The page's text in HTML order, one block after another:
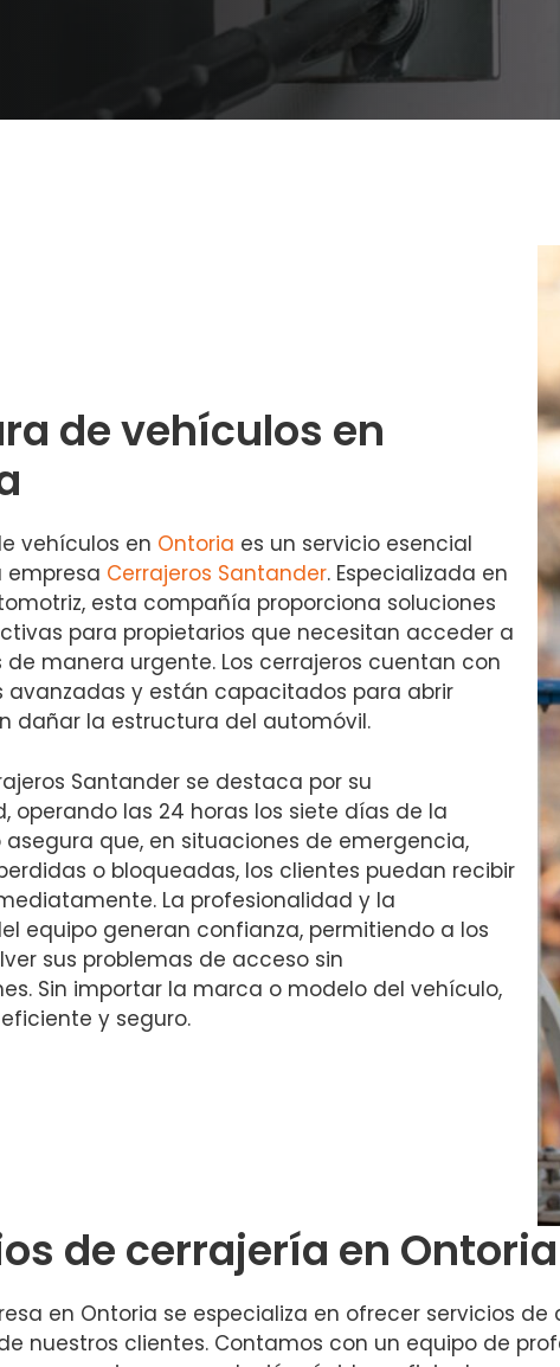
de vehículos en
vehículos en Ontoria es un servicio esencial
empresa Cerrajeros Santander. Especializada en
esta compañía proporciona soluciones
para propietarios que necesitan acceder a
de manera urgente. Los cerrajeros cuentan con
avanzadas y están capacitados para abrir
dañar la estructura del automóvil.
Santander se destaca por su
operando las 24 horas los siete días de la
asegura que, en situaciones de emergencia,
o bloqueadas, los clientes puedan recibir
La profesionalidad y la
equipo generan confianza, permitiendo a los
sus problemas de acceso sin
Sin importar la marca o modelo del vehículo,
y seguro.
de cerrajería en Ontoria
en Ontoria se especializa en ofrecer servicios
nuestros clientes. Contamos con un equipo de